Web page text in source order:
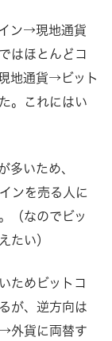
ン→現地通貨
はほとんどコ
地通貨→ビット
。これにはい
多いため、
ンを売る人に
（なのでビッ
たい）
ためビットコ
が、逆方向は
外貨に両替す